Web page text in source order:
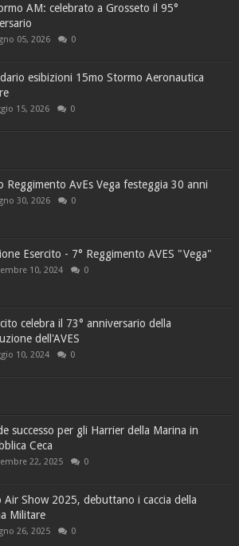
AM: celebrato a Grosseto il 95°
05, 2026 0
esibizioni 15mo Stormo Aeronautica
15, 2026 0
Reggimento AvEs Vega festeggia 30 anni
30, 2026 0
Esercito - 7° Reggimento AVES "Vega"
10, 2024 0
celebra il 73° anniversario della
dell'AVES
10, 2024 0
successo per gli Harrier della Marina in
Ceca
22, 2025 0
Air Show 2025, debuttano i caccia della
Militare
26, 2025 0